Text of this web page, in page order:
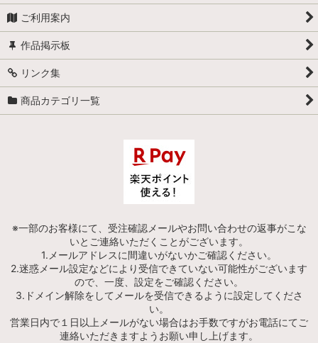
ご利用案内
作品掲示板
リンク集
商品カテゴリ一覧
※一部のお客様にて、受注確認メールやお問い合わせの返事がこな
いとご連絡いただくことがございます。
1.メールアドレスに間違いがないかご確認ください。
2.迷惑メール設定などにより受信できていない可能性がございます
ので、一度、設定をご確認ください。
3.ドメイン解除をしてメールを受信できるように設定してくださ
い。
営業日内で１日以上メールがない場合はお手数ですがお電話にてご
連絡いただきますようお願い申し上げます。